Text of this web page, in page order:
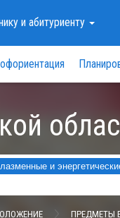
и абитуриенту
и
ПРЕДМЕТЫ